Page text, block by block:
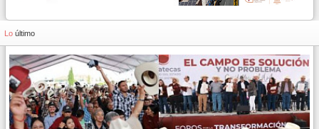
Lo último